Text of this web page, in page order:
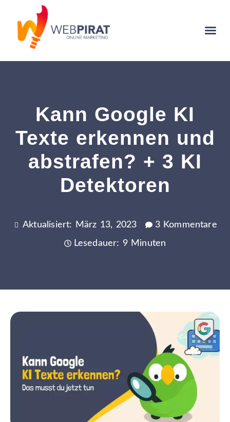
Kann Google KI
Texte erkennen und
abstrafen? + 3 KI
Detektoren
Aktualisiert: März 13, 2023
3 Kommentare
Lesedauer: 9 Minuten